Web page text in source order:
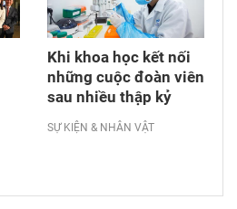
Khi khoa học kết nối
những cuộc đoàn viên
sau nhiều thập kỷ
SỰ KIỆN & NHÂN VẬT